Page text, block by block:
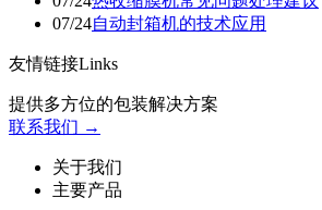
07/24自动封箱机的技术应用
友情链接Links
提供多方位的包装解决方案
联系我们 →
关于我们
主要产品